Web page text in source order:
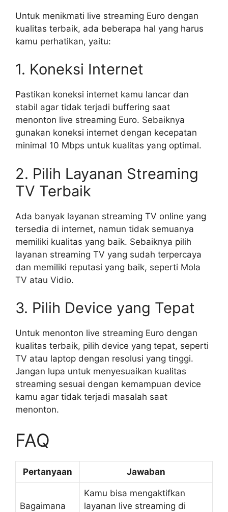
Untuk menikmati live streaming Euro dengan
kualitas terbaik, ada beberapa hal yang harus
kamu perhatikan, yaitu:
1. Koneksi Internet
Pastikan koneksi internet kamu lancar dan
stabil agar tidak terjadi buffering saat
menonton live streaming Euro. Sebaiknya
gunakan koneksi internet dengan kecepatan
minimal 10 Mbps untuk kualitas yang optimal.
2. Pilih Layanan Streaming
TV Terbaik
Ada banyak layanan streaming TV online yang
tersedia di internet, namun tidak semuanya
memiliki kualitas yang baik. Sebaiknya pilih
layanan streaming TV yang sudah terpercaya
dan memiliki reputasi yang baik, seperti Mola
TV atau Vidio.
3. Pilih Device yang Tepat
Untuk menonton live streaming Euro dengan
kualitas terbaik, pilih device yang tepat, seperti
TV atau laptop dengan resolusi yang tinggi.
Jangan lupa untuk menyesuaikan kualitas
streaming sesuai dengan kemampuan device
kamu agar tidak terjadi masalah saat
menonton.
FAQ
Pertanyaan Jawaban
Bagaimana
Kamu bisa mengaktifkan
layanan live streaming di